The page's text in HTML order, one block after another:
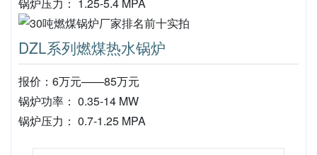
DZL系列燃煤热水锅炉
报价：6万元——85万元
锅炉功率： 0.35-14 MW
锅炉压力： 0.7-1.25 MPA